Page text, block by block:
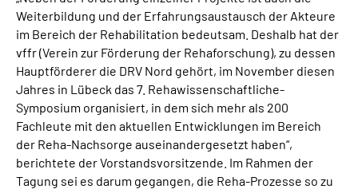
Weiterbildung und der Erfahrungsaustausch der Akteure
im Bereich der Rehabilitation bedeutsam. Deshalb hat der
vffr (Verein zur Förderung der Rehaforschung), zu dessen
Hauptförderer die DRV Nord gehört, im November diesen
Jahres in Lübeck das 7. Rehawissenschaftliche-
Symposium organisiert, in dem sich mehr als 200
Fachleute mit den aktuellen Entwicklungen im Bereich
der Reha-Nachsorge auseinandergesetzt haben“,
berichtete der Vorstandsvorsitzende. Im Rahmen der
Tagung sei es darum gegangen, die Reha-Prozesse so zu